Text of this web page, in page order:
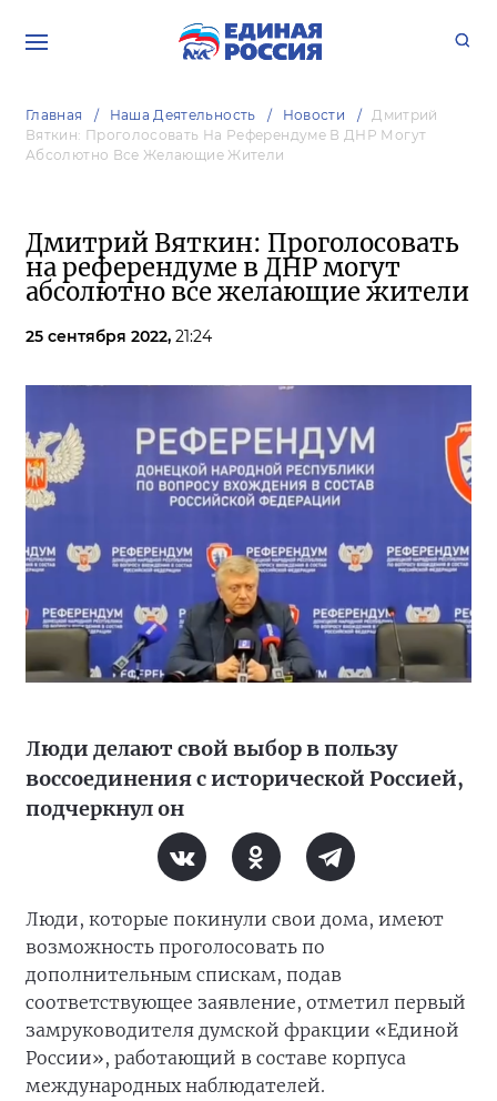
Главная Наша Деятельность Новости
Дмитрий
Вяткин: Проголосовать На Референдуме В ДНР Могут
Абсолютно Все Желающие Жители
Дмитрий Вяткин: Проголосовать
на референдуме в ДНР могут
абсолютно все желающие жители
25 сентября 2022, 21:24
Люди делают свой выбор в пользу
воссоединения с исторической Россией,
подчеркнул он
Люди, которые покинули свои дома, имеют
возможность проголосовать по
дополнительным спискам, подав
соответствующее заявление, отметил первый
замруководителя думской фракции «Единой
России», работающий в составе корпуса
международных наблюдателей.